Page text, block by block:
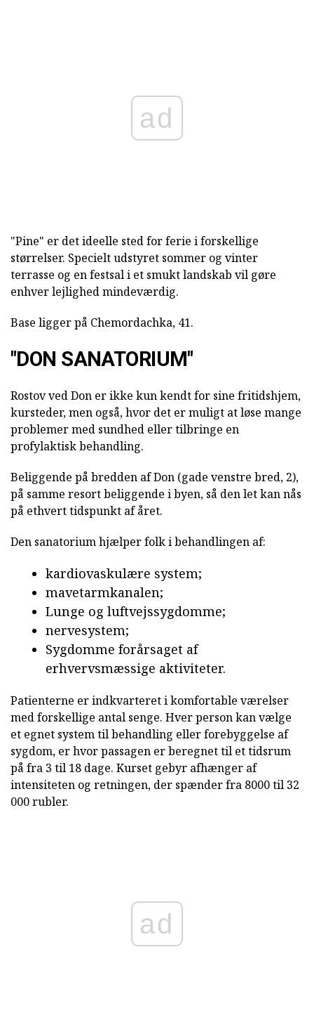
ad
"Pine" er det ideelle sted for ferie i forskellige
størrelser. Specielt udstyret sommer og vinter
terrasse og en festsal i et smukt landskab vil gøre
enhver lejlighed mindeværdig.
Base ligger på Chemordachka, 41.
"DON SANATORIUM"
Rostov ved Don er ikke kun kendt for sine fritidshjem,
kursteder, men også, hvor det er muligt at løse mange
problemer med sundhed eller tilbringe en
profylaktisk behandling.
Beliggende på bredden af Don (gade venstre bred, 2),
på samme resort beliggende i byen, så den let kan nås
på ethvert tidspunkt af året.
Den sanatorium hjælper folk i behandlingen af:
kardiovaskulære system;
mavetarmkanalen;
Lunge og luftvejssygdomme;
nervesystem;
Sygdomme forårsaget af
erhvervsmæssige aktiviteter.
Patienterne er indkvarteret i komfortable værelser
med forskellige antal senge. Hver person kan vælge
et egnet system til behandling eller forebyggelse af
sygdom, er hvor passagen er beregnet til et tidsrum
på fra 3 til 18 dage. Kurset gebyr afhænger af
intensiteten og retningen, der spænder fra 8000 til 32
000 rubler.
ad